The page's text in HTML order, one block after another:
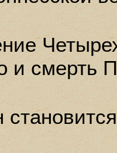
и смерть